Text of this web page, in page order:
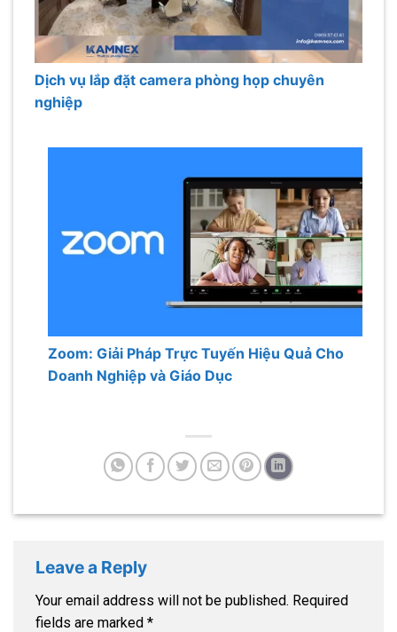
Dịch vụ lắp đặt camera phòng họp chuyên
nghiệp
Zoom: Giải Pháp Trực Tuyến Hiệu Quả Cho
Doanh Nghiệp và Giáo Dục
Leave a Reply
Your email address will not be published. Required
fields are marked *